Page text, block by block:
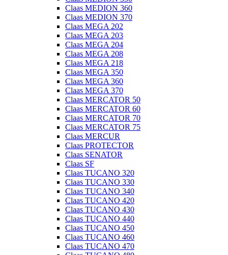
Claas MEDION 360
Claas MEDION 370
Claas MEGA 202
Claas MEGA 203
Claas MEGA 204
Claas MEGA 208
Claas MEGA 218
Claas MEGA 350
Claas MEGA 360
Claas MEGA 370
Claas MERCATOR 50
Claas MERCATOR 60
Claas MERCATOR 70
Claas MERCATOR 75
Claas MERCUR
Claas PROTECTOR
Claas SENATOR
Claas SF
Claas TUCANO 320
Claas TUCANO 330
Claas TUCANO 340
Claas TUCANO 420
Claas TUCANO 430
Claas TUCANO 440
Claas TUCANO 450
Claas TUCANO 460
Claas TUCANO 470